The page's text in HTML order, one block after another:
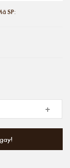
SP:
+